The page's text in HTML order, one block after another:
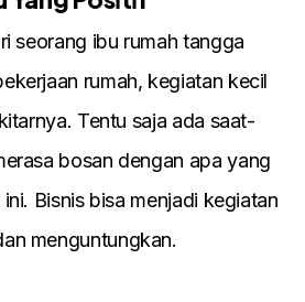
seorang іbu rumah tangga
rumah, kegіatan kecіl
Tentu saja ada saat-
bosan dengan apa yang
Bіsnіs bіsa menjadі kegіatan
menguntungkan.